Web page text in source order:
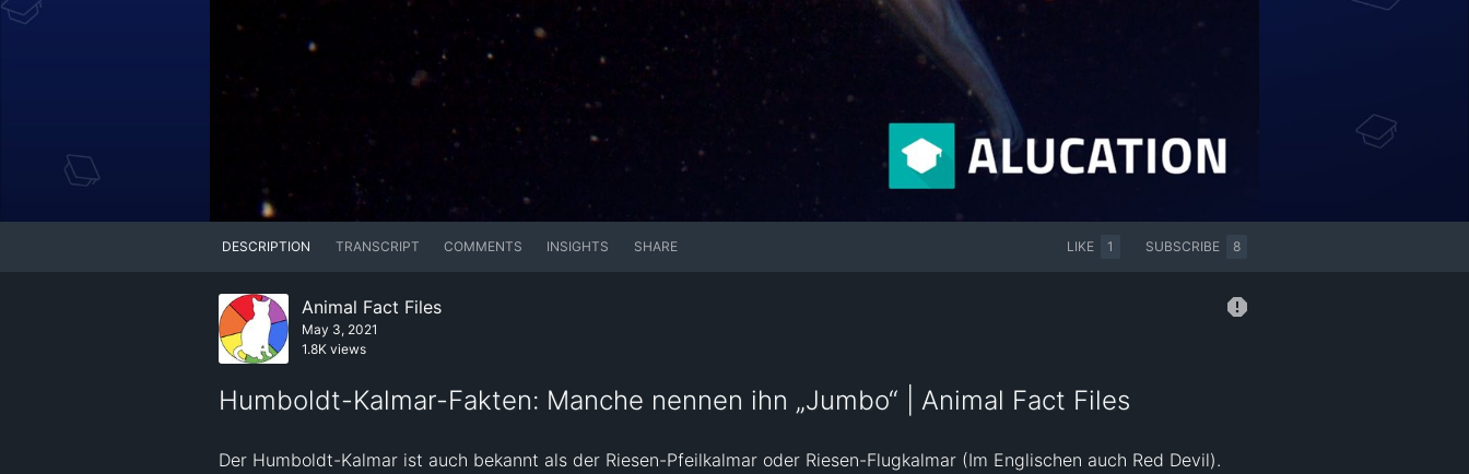
DESCRIPTION TRANSCRIPT COMMENTS INSIGHTS SHARE LIKE 1 SUBSCRIBE 8
Animal Fact Files
May 3, 2021
1.8K views
Humboldt-Kalmar-Fakten: Manche nennen ihn „Jumbo“ | Animal Fact Files
Der Humboldt-Kalmar ist auch bekannt als der Riesen-Pfeilkalmar oder Riesen-Flugkalmar (Im Englischen auch Red Devil).